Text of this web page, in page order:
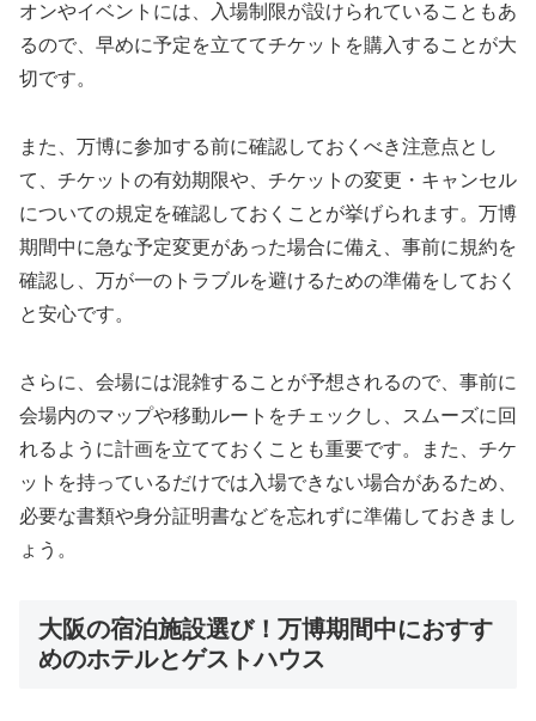
オンやイベントには、入場制限が設けられていることもあ
るので、早めに予定を立ててチケットを購入することが大
切です。
また、万博に参加する前に確認しておくべき注意点とし
て、チケットの有効期限や、チケットの変更・キャンセル
についての規定を確認しておくことが挙げられます。万博
期間中に急な予定変更があった場合に備え、事前に規約を
確認し、万が一のトラブルを避けるための準備をしておく
と安心です。
さらに、会場には混雑することが予想されるので、事前に
会場内のマップや移動ルートをチェックし、スムーズに回
れるように計画を立てておくことも重要です。また、チケ
ットを持っているだけでは入場できない場合があるため、
必要な書類や身分証明書などを忘れずに準備しておきまし
ょう。
大阪の宿泊施設選び！万博期間中におすす
めのホテルとゲストハウス